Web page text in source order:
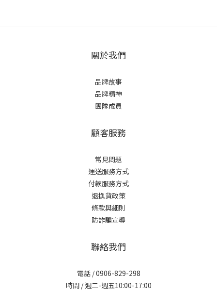
關於我們
品牌故事
品牌精神
團隊成員
顧客服務
常見問題
運送服務方式
付款服務方式
退換貨政策
條款與細則
防詐騙宣導
聯絡我們
電話 / 0906-829-298
時間 / 週二-週五10:00-17:00